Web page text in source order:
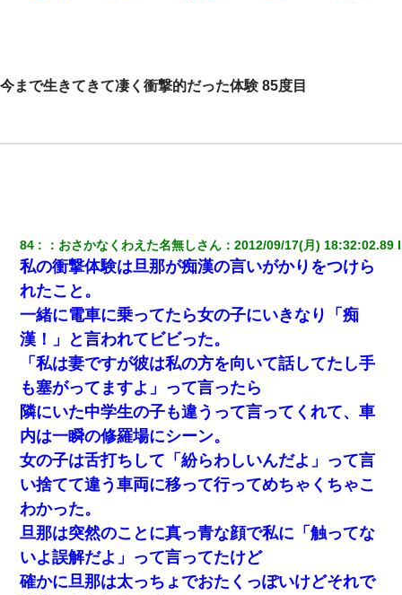
今まで生きてきて凄く衝撃的だった体験 85度目
84 ： おさかなくわえた名無しさん ：2012/09/17(月) 18:32:02.89
私の衝撃体験は旦那が痴漢の言いがかりをつけら
れたこと。
一緒に電車に乗ってたら女の子にいきなり「痴
漢！」と言われてビビった。
「私は妻ですが彼は私の方を向いて話してたし手
も塞がってますよ」って言ったら
隣にいた中学生の子も違うって言ってくれて、車
内は一瞬の修羅場にシーン。
女の子は舌打ちして「紛らわしいんだよ」って言
い捨てて違う車両に移って行ってめちゃくちゃこ
わかった。
旦那は突然のことに真っ青な顔で私に「触ってな
いよ誤解だよ」って言ってたけど
確かに旦那は太っちょでおたくっぽいけどそれで